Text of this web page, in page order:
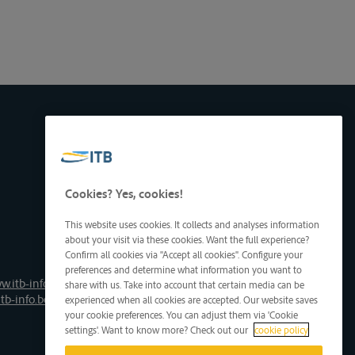
info.be
info.be
Cookies? Yes, cookies!
This website uses cookies. It collects and analyses information
about your visit via these cookies. Want the full experience?
Confirm all cookies via "Accept all cookies". Configure your
preferences and determine what information you want to
share with us. Take into account that certain media can be
experienced when all cookies are accepted. Our website saves
your cookie preferences. You can adjust them via 'Cookie
settings'. Want to know more? Check out our cookie policy